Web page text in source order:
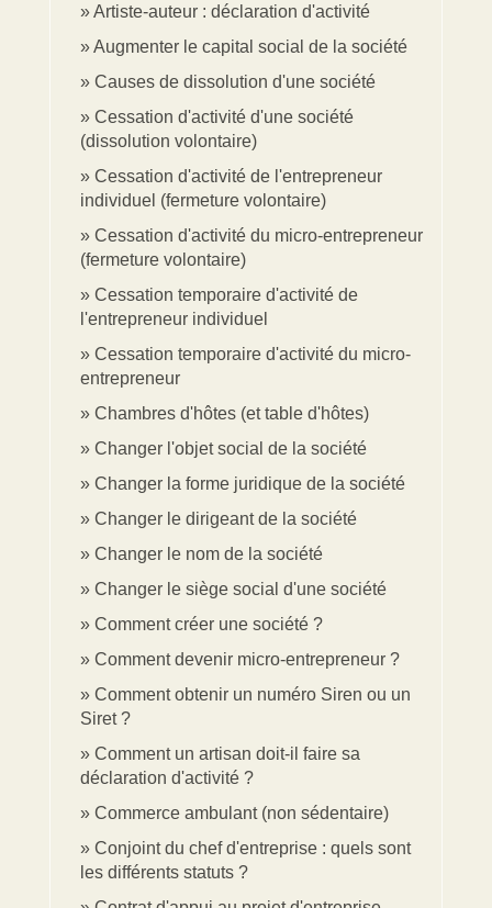
Artiste-auteur : déclaration d'activité
Augmenter le capital social de la société
Causes de dissolution d'une société
Cessation d'activité d'une société
(dissolution volontaire)
Cessation d'activité de l'entrepreneur
individuel (fermeture volontaire)
Cessation d'activité du micro-entrepreneur
(fermeture volontaire)
Cessation temporaire d'activité de
l'entrepreneur individuel
Cessation temporaire d'activité du micro-
entrepreneur
Chambres d'hôtes (et table d'hôtes)
Changer l'objet social de la société
Changer la forme juridique de la société
Changer le dirigeant de la société
Changer le nom de la société
Changer le siège social d'une société
Comment créer une société ?
Comment devenir micro-entrepreneur ?
Comment obtenir un numéro Siren ou un
Siret ?
Comment un artisan doit-il faire sa
déclaration d'activité ?
Commerce ambulant (non sédentaire)
Conjoint du chef d'entreprise : quels sont
les différents statuts ?